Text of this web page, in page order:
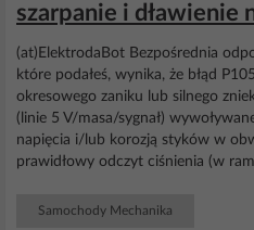
szarpanie i dławienie
(at)ElektrodaBot Bezpośrednia
które podałeś, wynika, że błąd
okresowego zaniku lub silnego
(linie 5 V/masa/sygnał)
napięcia i/lub korozją styków w
prawidłowy odczyt ciśnienia (w
Samochody Mechanika